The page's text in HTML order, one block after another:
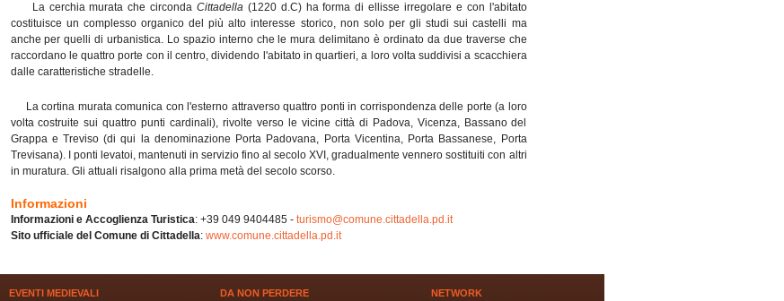
La cerchia murata che circonda Cittadella (1220 d.C) ha forma di ellisse irregolare e con l'abitato
costituisce un complesso organico del più alto interesse storico, non solo per gli studi sui castelli ma
anche per quelli di urbanistica. Lo spazio interno che le mura delimitano è ordinato da due traverse che
raccordano le quattro porte con il centro, dividendo l'abitato in quartieri, a loro volta suddivisi a scacchiera
dalle caratteristiche stradelle.
La cortina murata comunica con l'esterno attraverso quattro ponti in corrispondenza delle porte (a loro
volta costruite sui quattro punti cardinali), rivolte verso le vicine città di Padova, Vicenza, Bassano del
Grappa e Treviso (di qui la denominazione Porta Padovana, Porta Vicentina, Porta Bassanese, Porta
Trevisana). I ponti levatoi, mantenuti in servizio fino al secolo XVI, gradualmente vennero sostituiti con altri
in muratura. Gli attuali risalgono alla prima metà del secolo scorso.
Informazioni
Informazioni e Accoglienza Turistica: +39 049 9404485 - turismo@comune.cittadella.pd.it
Sito ufficiale del Comune di Cittadella: www.comune.cittadella.pd.it
EVENTI MEDIEVALI DA NON PERDERE NETWORK